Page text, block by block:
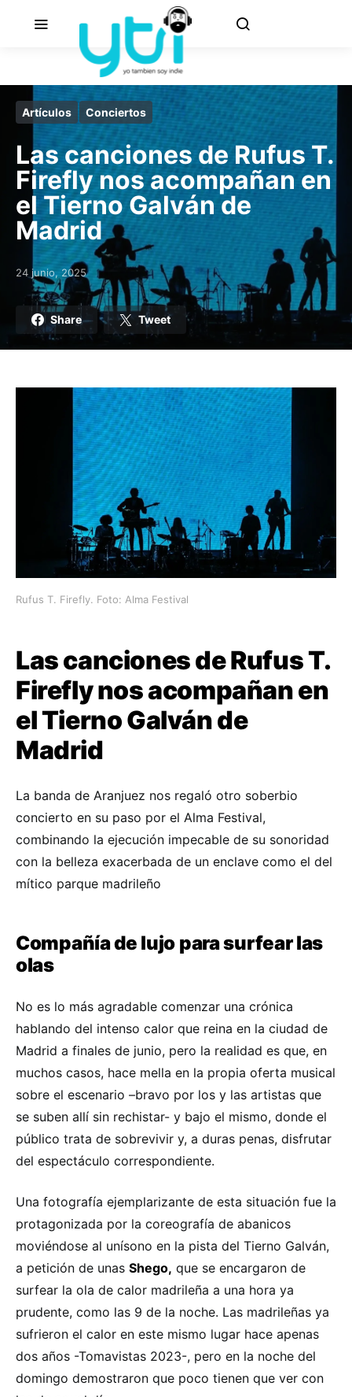
Artículos Conciertos
Las canciones de Rufus T.
Firefly nos acompañan en
el Tierno Galván de
Madrid
Posted on
24 junio, 2025
Share Tweet
Rufus T. Firefly. Foto: Alma Festival
Las canciones de Rufus T.
Firefly nos acompañan en
el Tierno Galván de
Madrid
La banda de Aranjuez nos regaló otro soberbio
concierto en su paso por el Alma Festival,
combinando la ejecución impecable de su sonoridad
con la belleza exacerbada de un enclave como el del
mítico parque madrileño
Compañía de lujo para surfear las
olas
No es lo más agradable comenzar una crónica
hablando del intenso calor que reina en la ciudad de
Madrid a finales de junio, pero la realidad es que, en
muchos casos, hace mella en la propia oferta musical
sobre el escenario –bravo por los y las artistas que
se suben allí sin rechistar- y bajo el mismo, donde el
público trata de sobrevivir y, a duras penas, disfrutar
del espectáculo correspondiente.
Una fotografía ejemplarizante de esta situación fue la
protagonizada por la coreografía de abanicos
moviéndose al unísono en la pista del Tierno Galván,
a petición de unas Shego, que se encargaron de
surfear la ola de calor madrileña a una hora ya
prudente, como las 9 de la noche. Las madrileñas ya
sufrieron el calor en este mismo lugar hace apenas
dos años -Tomavistas 2023-, pero en la noche del
domingo demostraron que poco tienen que ver con